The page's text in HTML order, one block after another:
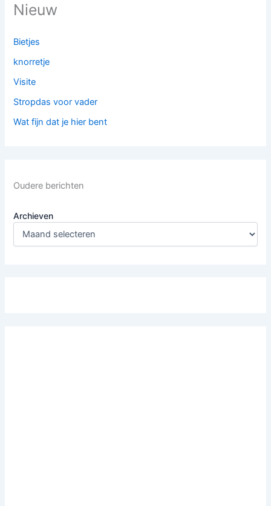
Nieuw
Bietjes
knorretje
Visite
Stropdas voor vader
Wat fijn dat je hier bent
Oudere berichten
Archieven